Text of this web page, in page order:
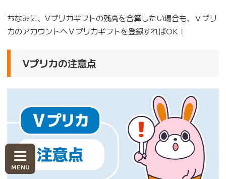
ちなみに、Vプリカギフトの残高を合算したい場合も、Ⅴプリ
カのアカウントへＶプリカギフトを登録すればOK！
Vプリカの注意点